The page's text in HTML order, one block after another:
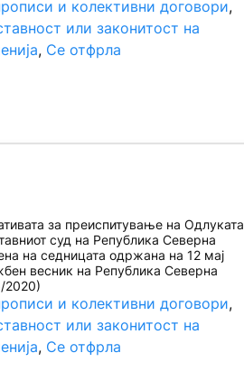
и колективни договори
или законитост на
, Се отфрла
за преиспитување на Одлуката
суд на Република Северна
на седницата одржана на 12 мај
весник на Република Северна
2020)
и колективни договори
или законитост на
, Се отфрла